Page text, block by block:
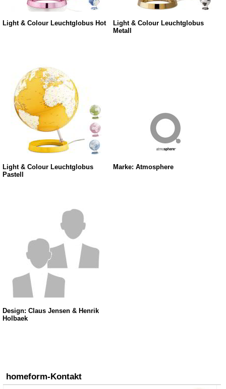
Light & Colour Leuchtglobus Hot
Light & Colour Leuchtglobus
Metall
Light & Colour Leuchtglobus
Pastell
Marke: Atmosphere
Design: Claus Jensen & Henrik
Holbaek
homeform-Kontakt